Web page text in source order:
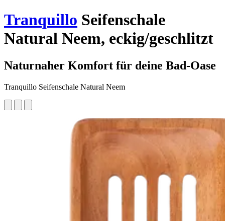
Tranquillo Seifenschale
Natural Neem, eckig/geschlitzt
Naturnaher Komfort für deine Bad-Oase
Tranquillo Seifenschale Natural Neem